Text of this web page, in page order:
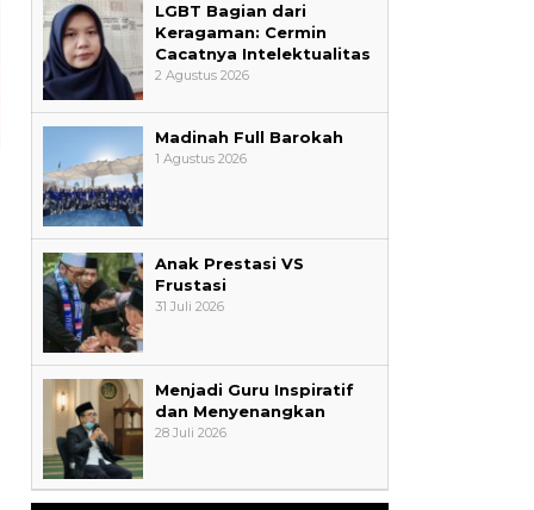
LGBT Bagian dari
Keragaman: Cermin
Cacatnya Intelektualitas
2 Agustus 2026
Madinah Full Barokah
1 Agustus 2026
Anak Prestasi VS
Frustasi
31 Juli 2026
Menjadi Guru Inspiratif
dan Menyenangkan
28 Juli 2026
AYIMUN 2026 Depok Resmi
Dibuka, Chandra: Ini Ruang
Lahirkan Pemimpin Masa Depan